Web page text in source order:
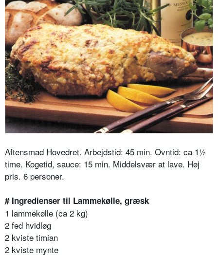
Aftensmad Hovedret. Arbejdstid: 45 min. Ovntid: ca 1½
time. Kogetid, sauce: 15 min. Middelsvær at lave. Høj
pris. 6 personer.
# Ingredienser til Lammekølle, græsk
1 lammekølle (ca 2 kg)
2 fed hvidløg
2 kviste timian
2 kviste mynte